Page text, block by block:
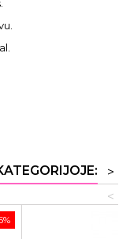
>
<